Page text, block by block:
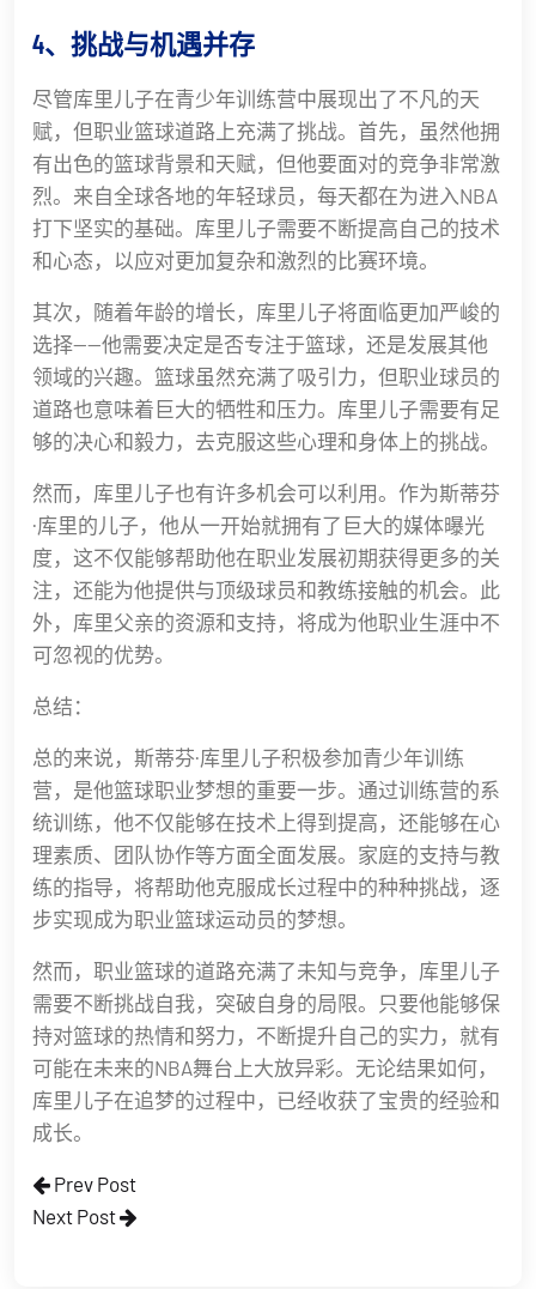
4、挑战与机遇并存
尽管库里儿子在青少年训练营中展现出了不凡的天
赋，但职业篮球道路上充满了挑战。首先，虽然他拥
有出色的篮球背景和天赋，但他要面对的竞争非常激
烈。来自全球各地的年轻球员，每天都在为进入NBA
打下坚实的基础。库里儿子需要不断提高自己的技术
和心态，以应对更加复杂和激烈的比赛环境。
其次，随着年龄的增长，库里儿子将面临更加严峻的
选择——他需要决定是否专注于篮球，还是发展其他
领域的兴趣。篮球虽然充满了吸引力，但职业球员的
道路也意味着巨大的牺牲和压力。库里儿子需要有足
够的决心和毅力，去克服这些心理和身体上的挑战。
然而，库里儿子也有许多机会可以利用。作为斯蒂芬
·库里的儿子，他从一开始就拥有了巨大的媒体曝光
度，这不仅能够帮助他在职业发展初期获得更多的关
注，还能为他提供与顶级球员和教练接触的机会。此
外，库里父亲的资源和支持，将成为他职业生涯中不
可忽视的优势。
总结：
总的来说，斯蒂芬·库里儿子积极参加青少年训练
营，是他篮球职业梦想的重要一步。通过训练营的系
统训练，他不仅能够在技术上得到提高，还能够在心
理素质、团队协作等方面全面发展。家庭的支持与教
练的指导，将帮助他克服成长过程中的种种挑战，逐
步实现成为职业篮球运动员的梦想。
然而，职业篮球的道路充满了未知与竞争，库里儿子
需要不断挑战自我，突破自身的局限。只要他能够保
持对篮球的热情和努力，不断提升自己的实力，就有
可能在未来的NBA舞台上大放异彩。无论结果如何，
库里儿子在追梦的过程中，已经收获了宝贵的经验和
成长。
Prev Post
Next Post